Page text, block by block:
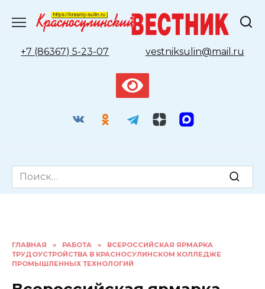
содержанию
+7 (86367) 5-23-07
vestniksulin@mail.ru
Search
for:
ГЛАВНАЯ » РАБОТА »
ВСЕРОССИЙСКАЯ ЯРМАРКА
ТРУДОУСТРОЙСТВА В КРАСНОСУЛИНСКОМ КОЛЛЕДЖЕ
ПРОМЫШЛЕННЫХ ТЕХНОЛОГИЙ